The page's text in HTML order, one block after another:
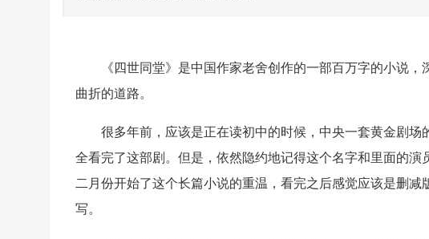
《四世同堂》是中国作家老舍创作的一部百万字的小说
曲折的道路。
很多年前，应该是正在读初中的时候，中央一套黄金剧
全看完了这部剧。但是，依然隐约地记得这个名字和里面的
二月份开始了这个长篇小说的重温，看完之后感觉应该是删
写。